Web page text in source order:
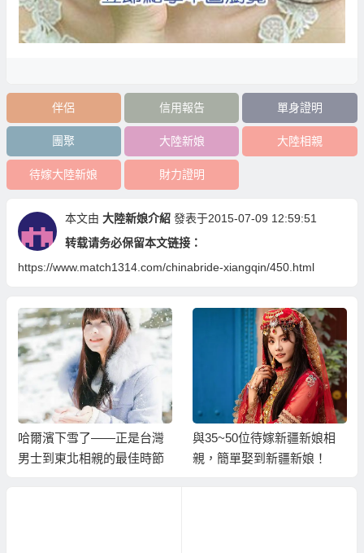
伴侶 信用報告 單身證明
團聚 大陸新娘 大陸相親
待嫁大陸新娘 財力證明
本文由 大陸新娘介紹 發表于2015-07-09 12:59:51
转载请务必保留本文链接：
https://www.match1314.com/chinabride-xiangqin/450.html
哈爾濱下雪了——正是台灣
男士到東北相親的最佳時節
與35~50位待嫁新疆新娘相
親，簡單娶到新疆新娘！